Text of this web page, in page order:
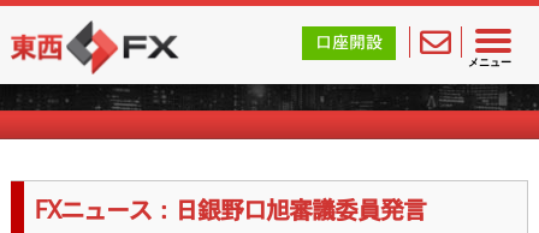
メニュー
東西FX｜海外FX会社（ブローカー）の無料口座開設サポ
口座開設
FXニュース一覧
FXニュース：日銀野口旭審議委員発言